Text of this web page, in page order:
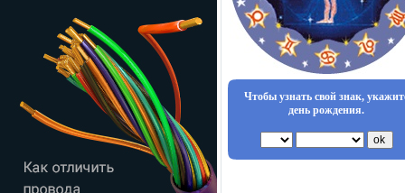
Чтобы узнать свой знак,
день рождения.